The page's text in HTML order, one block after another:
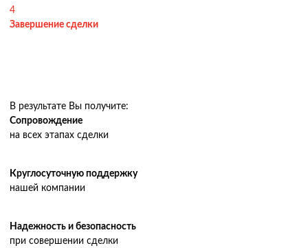
Морские и речные перевозки
Негабаритные перевозки
Страхование грузов
4
Завершение сделки
В результате Вы получите:
Сопровождение
на всех этапах сделки
Круглосуточную поддержку
нашей компании
Надежность и безопасность
при совершении сделки